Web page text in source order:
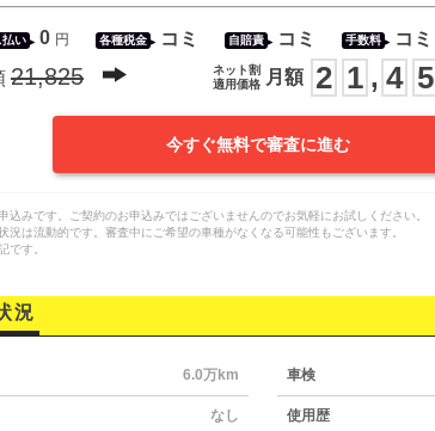
払い 0 円 各種税金 コミ 自賠責 コミ 手数料 コミ
21,825
ネット割
適用価格
月額 2 1 , 4 5
今すぐ無料で審査に進む
込みです。ご契約のお申込みではございませんのでお気軽にお試しください。
況は流動的です。審査中にご希望の車種がなくなる可能性もございます。
です。
況
6.0万km 車検
なし 使用歴